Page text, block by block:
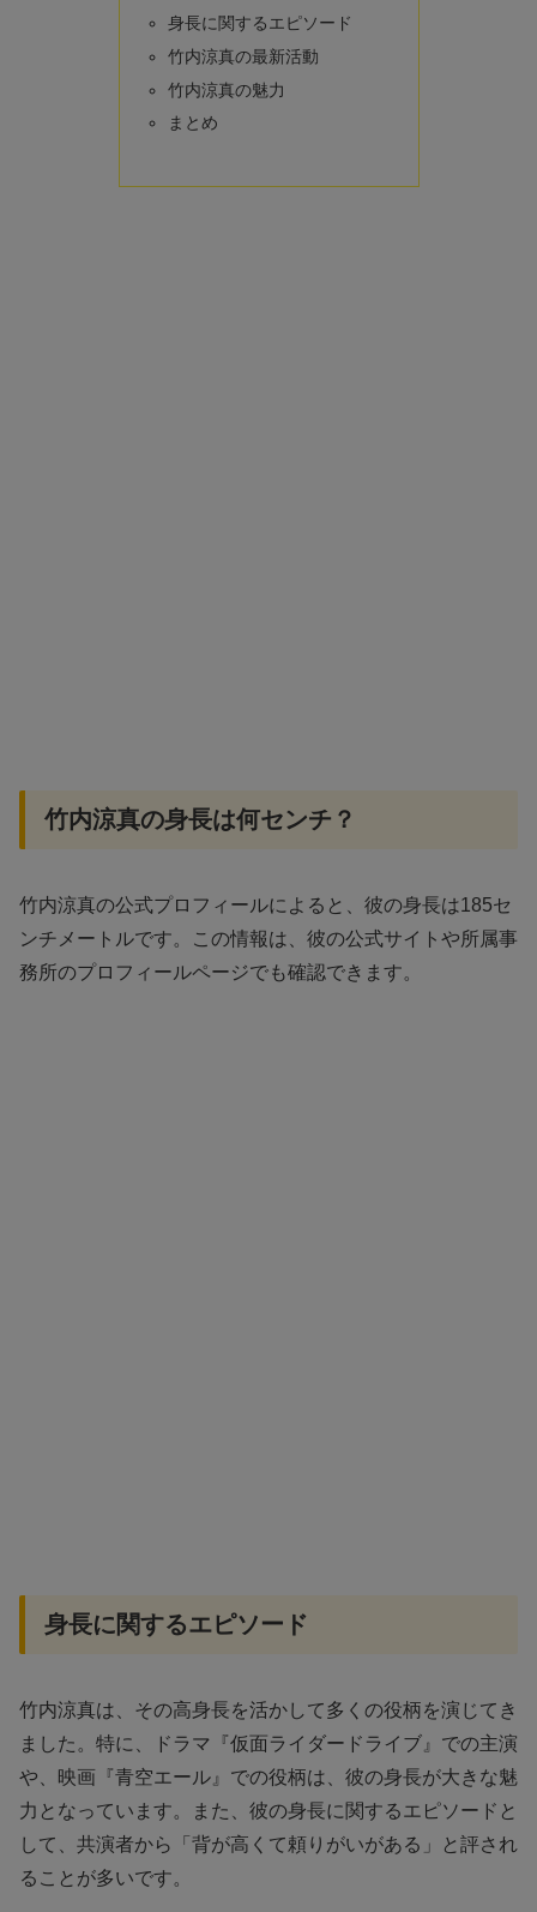
身長に関するエピソード
竹内涼真の最新活動
竹内涼真の魅力
まとめ
竹内涼真の身長は何センチ？
竹内涼真の公式プロフィールによると、彼の身長は185セ
ンチメートルです。この情報は、彼の公式サイトや所属事
務所のプロフィールページでも確認できます。
身長に関するエピソード
竹内涼真は、その高身長を活かして多くの役柄を演じてき
ました。特に、ドラマ『仮面ライダードライブ』での主演
や、映画『青空エール』での役柄は、彼の身長が大きな魅
力となっています。また、彼の身長に関するエピソードと
して、共演者から「背が高くて頼りがいがある」と評され
ることが多いです。